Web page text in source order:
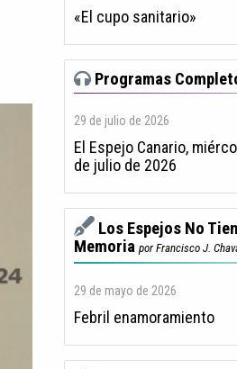
«El cupo sanitario»
Programas
29 de julio de 2026
El Espejo Canario,
de julio de 2026
Los Espejos No
Memoria por Francisco J.
29 de mayo de 2026
Febril enamoramiento